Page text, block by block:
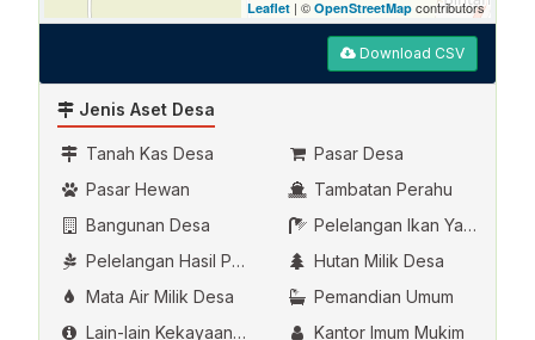
Leaflet | © OpenStreetMap contributors
Download CSV
Jenis Aset Desa
Tanah Kas Desa
Pasar Desa
Pasar Hewan
Tambatan Perahu
Bangunan Desa
Pelelangan Ikan Yang Dikelola Oleh Desa
Pelelangan Hasil Pertanian
Hutan Milik Desa
Mata Air Milik Desa
Pemandian Umum
Lain-lain Kekayaan Asli Desa
Kantor Imum Mukim